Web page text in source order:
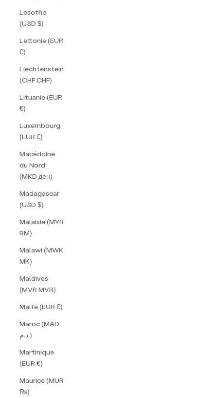
Lesotho
(USD $)
Lettonie (EUR
€)
Liechtenstein
(CHF CHF)
Lituanie (EUR
€)
Luxembourg
(EUR €)
Macédoine
du Nord
(MKD ден)
Madagascar
(USD $)
Malaisie (MYR
RM)
Malawi (MWK
MK)
Maldives
(MVR MVR)
Malte (EUR €)
Maroc (MAD
د.م.)
Martinique
(EUR €)
Maurice (MUR
₨)